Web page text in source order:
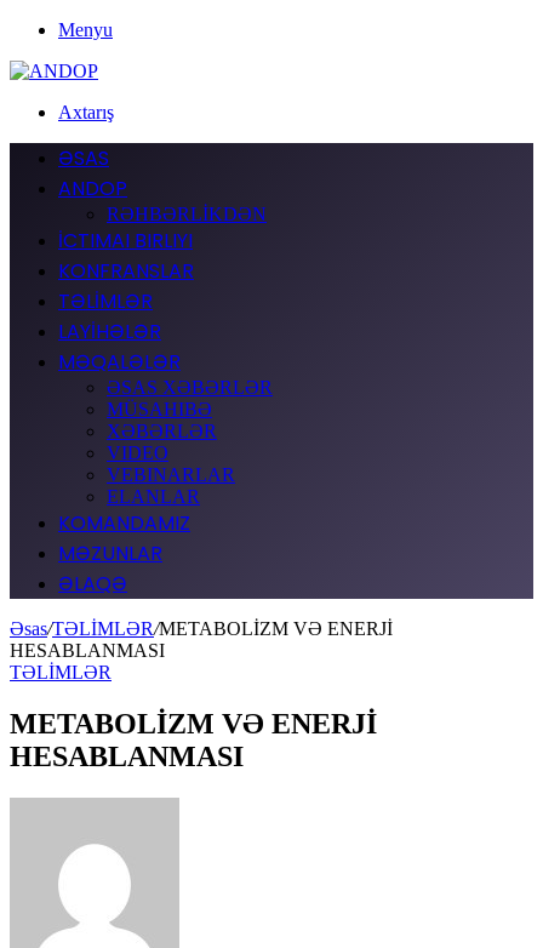
Menyu
Axtarış
ƏSAS
ANDOP
RƏHBƏRLİKDƏN
İCTIMAI BIRLIYI
KONFRANSLAR
TƏLİMLƏR
LAYİHƏLƏR
MƏQALƏLƏR
ƏSAS XƏBƏRLƏR
MÜSAHIBƏ
XƏBƏRLƏR
VIDEO
VEBINARLAR
ELANLAR
KOMANDAMIZ
MƏZUNLAR
ƏLAQƏ
Əsas/TƏLİMLƏR/METABOLİZM VƏ ENERJİ
HESABLANMASI
TƏLİMLƏR
METABOLİZM VƏ ENERJİ
HESABLANMASI